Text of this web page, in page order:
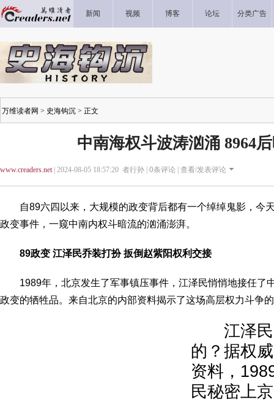
新闻 视频 博客 论坛 分类广告
万维读者网 > 史海钩沉 > 正文
中南海权斗波涛汹涌 8964
www.creaders.net| 2024-08-05 18:57:20 者行孙 | 0条评论 | 查看/发表评论
自89六四以来，大规模的政变背后都有一个绰绰鬼影，今
政变事件，一窥中南内权斗暗流的汹涌澎湃。
89政变 江泽民乔装打扮 扳倒赵紫阳权利交接
1989年，北京发生了军事镇压事件，江泽民悄悄地接任了
政变的牺牲品。来自北京的内部资料揭示了这场高层权力斗争
江泽民
的？据权
资料，
民秘密上